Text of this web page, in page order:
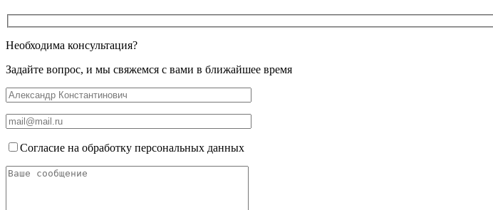
Необходима консультация?
Задайте вопрос, и мы свяжемся с вами в ближайшее время
Согласие на обработку персональных данных